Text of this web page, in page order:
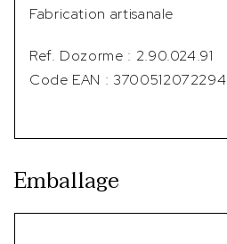
Fabrication artisanale
Ref. Dozorme : 2.90.024.91
Code EAN : 3700512072294
Emballage